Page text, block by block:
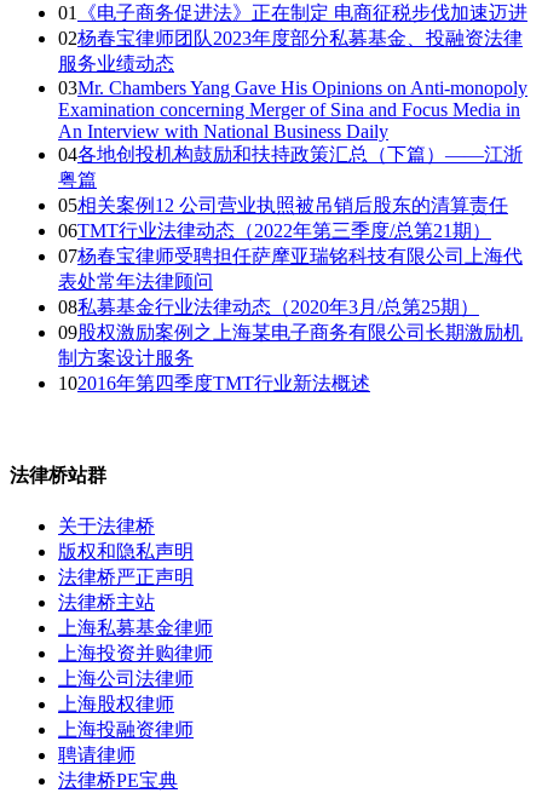
01
《电子商务促进法》正在制定 电商征税步伐加速迈进
02杨春宝律师团队2023年度部分私募基金、投融资法律
服务业绩动态
03Mr. Chambers Yang Gave His Opinions on Anti-monopoly
Examination concerning Merger of Sina and Focus Media in
An Interview with National Business Daily
04各地创投机构鼓励和扶持政策汇总（下篇）——江浙
粤篇
05相关案例12 公司营业执照被吊销后股东的清算责任
06TMT行业法律动态（2022年第三季度/总第21期）
07杨春宝律师受聘担任萨摩亚瑞铭科技有限公司上海代
表处常年法律顾问
08私募基金行业法律动态（2020年3月/总第25期）
09股权激励案例之上海某电子商务有限公司长期激励机
制方案设计服务
102016年第四季度TMT行业新法概述
法律桥站群
关于法律桥
版权和隐私声明
法律桥严正声明
法律桥主站
上海私募基金律师
上海投资并购律师
上海公司法律师
上海股权律师
上海投融资律师
聘请律师
法律桥PE宝典